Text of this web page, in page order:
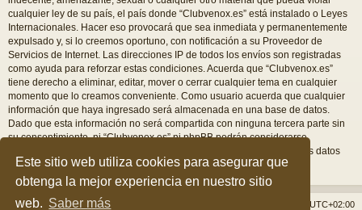
Este sitio web utiliza cookies para asegurar que
obtenga la mejor experiencia en nuestro sitio
web. Saber más
cualquier ley de su país, el país donde “Clubvenox.es” está instalado o Leyes
Internacionales. Hacer eso provocará que sea inmediata y permanentemente
expulsado y, si lo creemos oportuno, con notificación a su Proveedor de
Servicios de Internet. Las direcciones IP de todos los envíos son registradas
como ayuda para reforzar estas condiciones. Acuerda que “Clubvenox.es”
tiene derecho a eliminar, editar, mover o cerrar cualquier tema en cualquier
momento que lo creamos conveniente. Como usuario acuerda que cualquier
información que haya ingresado será almacenada en una base de datos.
Dado que esta información no será compartida con ninguna tercera parte sin
su consentimiento, ni “Clubvenox.es” ni phpBB podrán considerarse
responsables por cualquier intento de hacking que conlleve a que los datos
sean comprometidos.
Índice general UTC+02:00